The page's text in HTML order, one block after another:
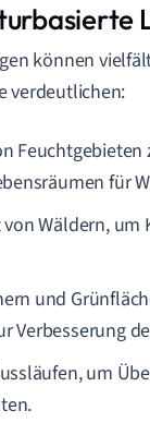
können
verdeutlichen:
für
Wäldern,
und
Verbesserung
um